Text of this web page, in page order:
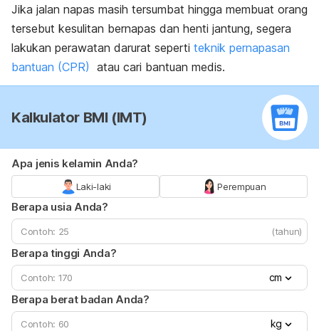
Jika jalan napas masih tersumbat hingga membuat orang
tersebut kesulitan bernapas dan henti jantung, segera
lakukan perawatan darurat seperti teknik pernapasan
bantuan (CPR) atau cari bantuan medis.
Kalkulator BMI (IMT)
Apa jenis kelamin Anda?
Laki-laki Perempuan
Berapa usia Anda?
(tahun)
Berapa tinggi Anda?
cm
Berapa berat badan Anda?
kg